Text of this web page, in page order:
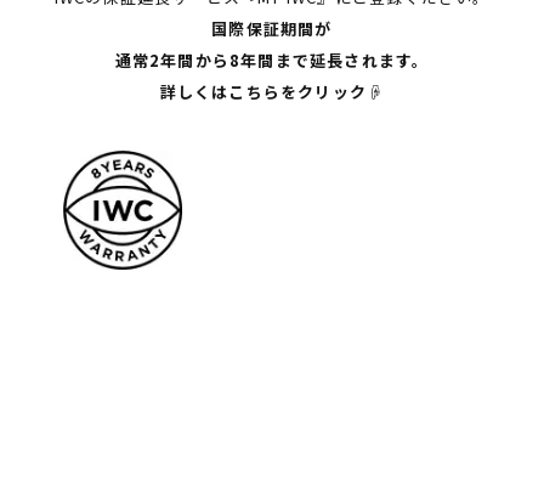
国際保証期間が
通常2年間から8年間まで延長されます。
詳しくはこちらをクリック☟